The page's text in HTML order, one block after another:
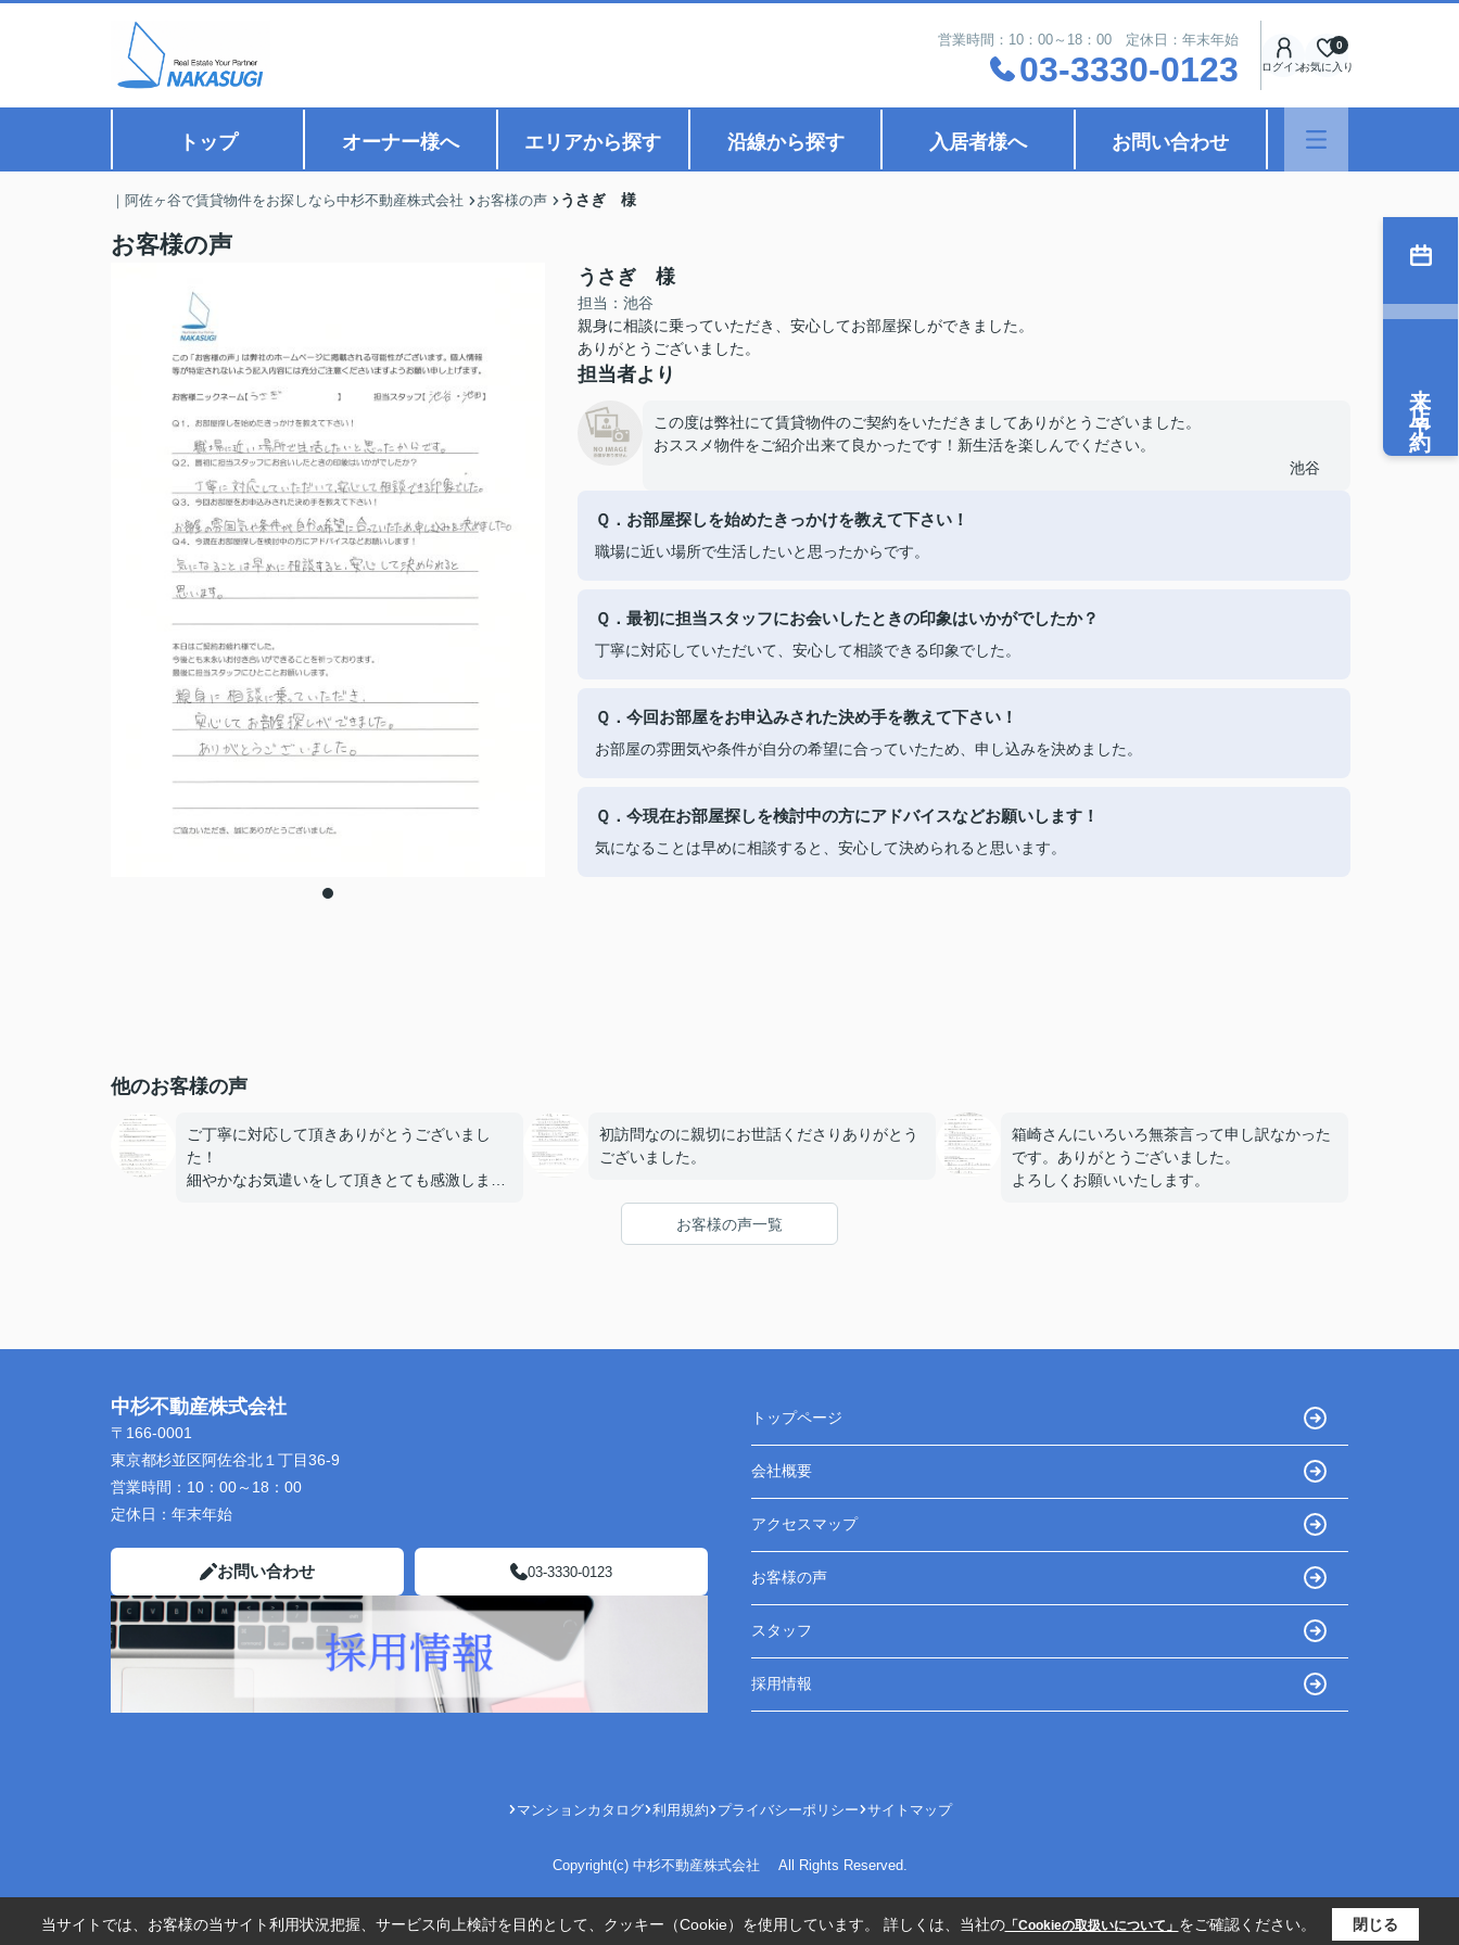
営業時間：10：00～18：00 定休日：年末年始
03-3330-0123 ログインお気に入り
0
トップ オーナー様へ エリアから探す 沿線から探す 入居者様へ お問い合わせ
｜阿佐ヶ谷で賃貸物件をお探しなら中杉不動産株式会社 お客様の声 うさぎ 様
お客様の声
うさぎ 様
担当：池谷
親身に相談に乗っていただき、安心してお部屋探しができました。
ありがとうございました。
担当者より
この度は弊社にて賃貸物件のご契約をいただきましてありがとうございました。
おススメ物件をご紹介出来て良かったです！新生活を楽しんでください。
池谷
Ｑ．お部屋探しを始めたきっかけを教えて下さい！
職場に近い場所で生活したいと思ったからです。
Ｑ．最初に担当スタッフにお会いしたときの印象はいかがでしたか？
丁寧に対応していただいて、安心して相談できる印象でした。
Ｑ．今回お部屋をお申込みされた決め手を教えて下さい！
お部屋の雰囲気や条件が自分の希望に合っていたため、申し込みを決めました。
Ｑ．今現在お部屋探しを検討中の方にアドバイスなどお願いします！
気になることは早めに相談すると、安心して決められると思います。
他のお客様の声
ご丁寧に対応して頂きありがとうございまし
た！
細やかなお気遣いをして頂きとても感激しまし
初訪問なのに親切にお世話くださりありがとう
ございました。
箱崎さんにいろいろ無茶言って申し訳なかった
です。ありがとうございました。
よろしくお願いいたします。
お客様の声一覧
来店予約
中杉不動産株式会社
〒166-0001
東京都杉並区阿佐谷北１丁目36-9
営業時間： 10：00～18：00
定休日： 年末年始
お問い合わせ 03-3330-0123
トップページ
会社概要
アクセスマップ
お客様の声
スタッフ
採用情報
マンションカタログ 利用規約 プライバシーポリシー サイトマップ
Copyright(c) 中杉不動産株式会社 All Rights Reserved.
当サイトでは、お客様の当サイト利用状況把握、サービス向上検討を目的として、クッキー（Cookie）を使用しています。 詳しくは、当社の「Cookieの取扱いについて」 をご確認ください。 閉じる